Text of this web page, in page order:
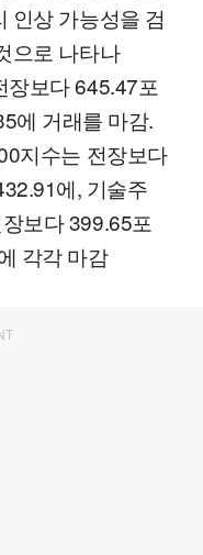
인상 가능성을 검
으로 나타나
장보다 645.47포
에 거래를 마감.
지수는 전장보다
에, 기술주
보다 399.65포
각각 마감